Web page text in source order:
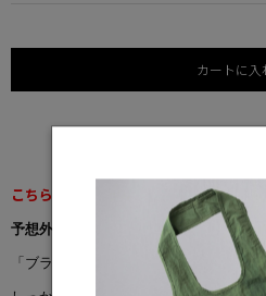
カートに入
こちらの商品は返品交換不可となります
予想外の寒さにも備えて
「ブラヴァイン ビーニー」は、保温性